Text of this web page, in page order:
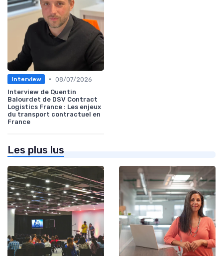
Interview • 08/07/2026
Interview de Quentin
Balourdet de DSV Contract
Logistics France : Les enjeux
du transport contractuel en
France
Les plus lus